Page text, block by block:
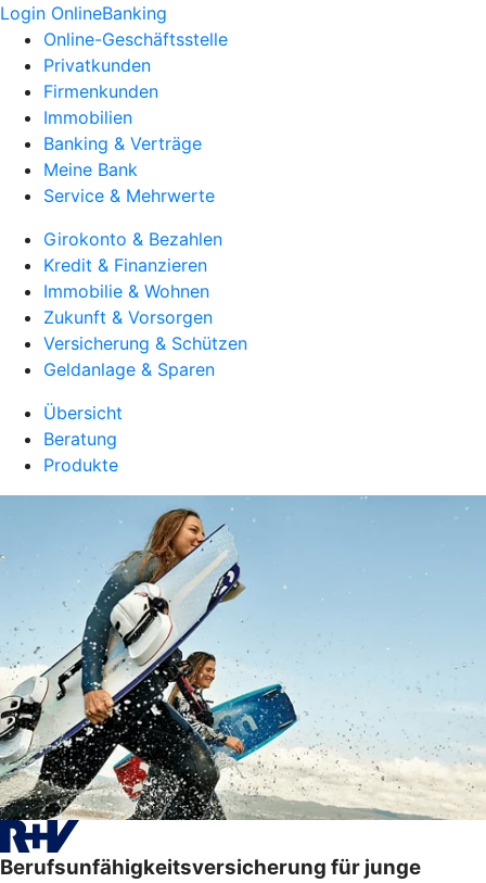
Login OnlineBanking
Online-Geschäftsstelle
Privatkunden
Firmenkunden
Immobilien
Banking & Verträge
Meine Bank
Service & Mehrwerte
Girokonto & Bezahlen
Kredit & Finanzieren
Immobilie & Wohnen
Zukunft & Vorsorgen
Versicherung & Schützen
Geldanlage & Sparen
Übersicht
Beratung
Produkte
Berufsunfähigkeitsversicherung für junge